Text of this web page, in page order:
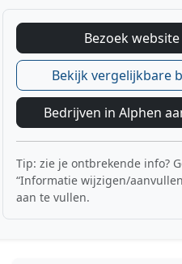
Bezoek website
Bekijk vergelijkbare
Bedrijven in Alphen
Tip: zie je ontbrekende info?
“Informatie wijzigen/
aan te vullen.